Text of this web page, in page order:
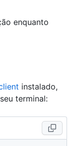
enquanto
instalado,
terminal: